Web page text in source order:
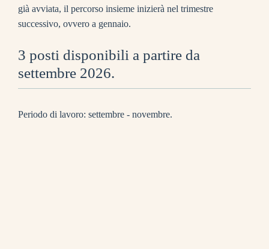
già avviata, il percorso insieme inizierà nel trimestre
successivo, ovvero a gennaio.
3 posti disponibili a partire da
settembre 2026.
Periodo di lavoro: settembre - novembre.